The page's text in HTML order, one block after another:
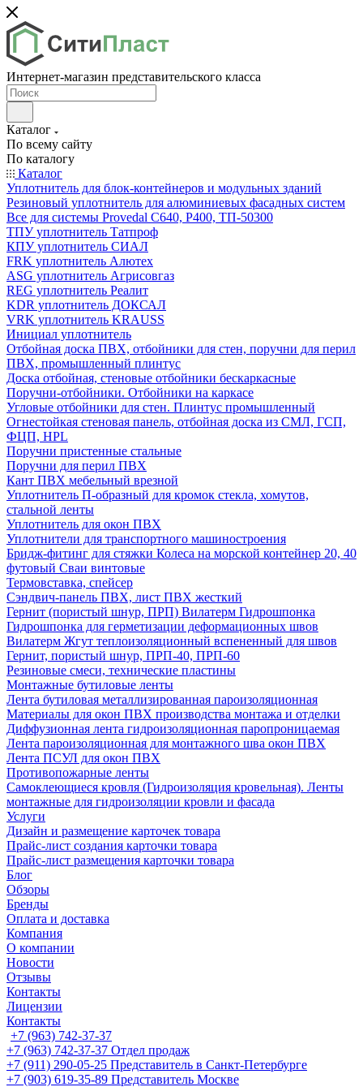
Интернет-магазин представительского класса
Каталог
По всему сайту
По каталогу
Каталог
Уплотнитель для блок-контейнеров и модульных зданий
Резиновый уплотнитель для алюминиевых фасадных систем
Все для системы Provedal С640, Р400, ТП-50300
ТПУ уплотнитель Татпроф
КПУ уплотнитель СИАЛ
FRK уплотнитель Алютех
ASG уплотнитель Агрисовгаз
REG уплотнитель Реалит
KDR уплотнитель ДОКСАЛ
VRK уплотнитель KRAUSS
Инициал уплотнитель
Отбойная доска ПВХ, отбойники для стен, поручни для перил
ПВХ, промышленный плинтус
Доска отбойная, стеновые отбойники бескаркасные
Поручни-отбойники. Отбойники на каркасе
Угловые отбойники для стен. Плинтус промышленный
Огнестойкая стеновая панель, отбойная доска из СМЛ, ГСП,
ФЦП, HPL
Поручни пристенные стальные
Поручни для перил ПВХ
Кант ПВХ мебельный врезной
Уплотнитель П-образный для кромок стекла, хомутов,
стальной ленты
Уплотнитель для окон ПВХ
Уплотнители для транспортного машиностроения
Бридж-фитинг для стяжки Колеса на морской контейнер 20, 40
футовый Сваи винтовые
Термовставка, спейсер
Сэндвич-панель ПВХ, лист ПВХ жесткий
Гернит (пористый шнур, ПРП) Вилатерм Гидрошпонка
Гидрошпонка для герметизации деформационных швов
Вилатерм Жгут теплоизоляционный вспененный для швов
Гернит, пористый шнур, ПРП-40, ПРП-60
Резиновые смеси, технические пластины
Монтажные бутиловые ленты
Лента бутиловая металлизированная пароизоляционная
Материалы для окон ПВХ производства монтажа и отделки
Диффузионная лента гидроизоляционная паропроницаемая
Лента пароизоляционная для монтажного шва окон ПВХ
Лента ПСУЛ для окон ПВХ
Противопожарные ленты
Самоклеющиеся кровля (Гидроизоляция кровельная). Ленты
монтажные для гидроизоляции кровли и фасада
Услуги
Дизайн и размещение карточек товара
Прайс-лист создания карточки товара
Прайс-лист размещения карточки товара
Блог
Обзоры
Бренды
Оплата и доставка
Компания
О компании
Новости
Отзывы
Контакты
Лицензии
Контакты
+7 (963) 742-37-37
+7 (963) 742-37-37 Отдел продаж
+7 (911) 290-05-25 Представитель в Санкт-Петербурге
+7 (903) 619-35-89 Представитель Москве